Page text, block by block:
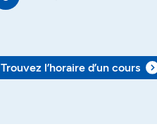
Trouvez l’horaire d’un cours